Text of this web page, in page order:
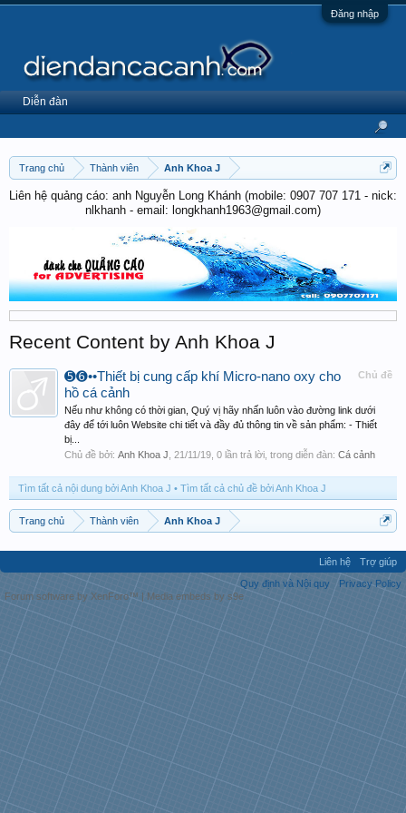
Đăng nhập
Trang chủ Thành viên Anh Khoa J
Liên hệ quảng cáo: anh Nguyễn Long Khánh (mobile: 0907 707 171 - nick:
nlkhanh - email: longkhanh1963@gmail.com)
Recent Content by Anh Khoa J
Chủ đề
➎➏••Thiết bị cung cấp khí Micro-nano oxy cho
hồ cá cảnh
Nếu như không có thời gian, Quý vị hãy nhấn luôn vào đường link dưới
đây để tới luôn Website chi tiết và đầy đủ thông tin về sản phẩm: - Thiết
bị...
Chủ đề bởi: Anh Khoa J 21/11/19 , 0 lần trả lời, trong diễn đàn: Cá cảnh
Tìm tất cả nội dung bởi Anh Khoa J Tìm tất cả chủ đề bởi Anh Khoa J
Trang chủ Thành viên Anh Khoa J
Diễn đàn
Liên hệ
Trợ giúp
Quy định và Nội quy
Privacy Policy
Forum software by XenForo™ | Media embeds by s9e